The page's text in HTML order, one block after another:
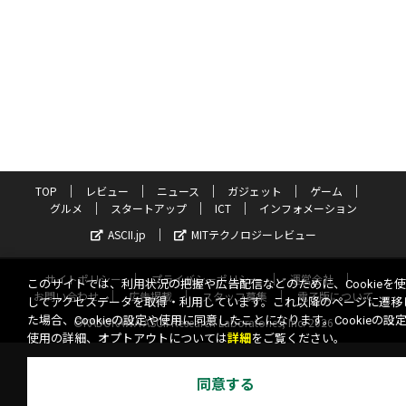
TOP レビュー ニュース ガジェット
ゲーム
グルメ
スタートアップ ICT
インフォメーション
ASCII.jp
MITテクノロジーレビュー
サイトポリシー プライバシーポリシー
運営会社
お問い合わせ
広告掲載 スタッフ募集
電子版について
©KADOKAWA ASCII Research Laboratories, Inc. 2026
このサイトでは、利用状況の把握や広告配信などのために、Cookieを
してアクセスデータを取得・利用しています。これ以降のページに遷移
た場合、Cookieの設定や使用に同意したことになります。Cookieの設
使用の詳細、オプトアウトについては詳細 をご覧ください。
同意する